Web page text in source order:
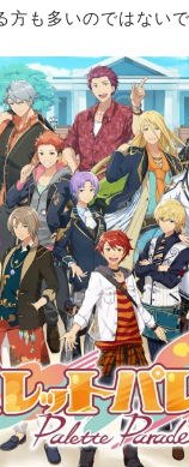
も多いのではないで